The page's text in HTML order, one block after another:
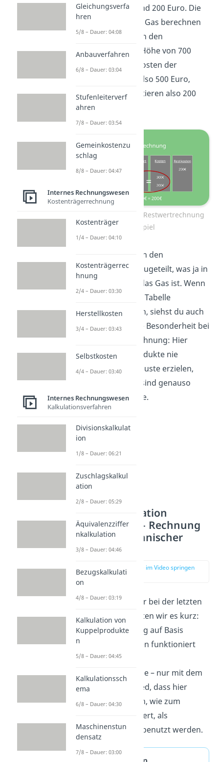
Teer jeweils 300 und 200 Euro. Die
Herstellkosten für Gas berechnen
sich, indem wir von den
Gesamtkosten in Höhe von 700
Euro die Gesamtkosten der
Nebenprodukte, also 500 Euro,
abziehen. Es resultieren also 200
Euro Restkosten.
Kuppelkalkulation: Restwertrechnung
Beispiel
Diese werden dann den
Hauptprodukten zugeteilt, was ja in
unserem Fall nur das Gas ist. Wenn
wir das alles in die Tabelle
eingetragen haben, siehst du auch
schon die wichtige Besonderheit bei
der Restkostenrechnung: Hier
können Nebenprodukte nie
Gewinne oder Verluste erzielen,
denn ihre Kosten sind genauso
hoch wie die Erlöse.
Kuppelkalkulation
Berechnung – Rechnung
auf Basis technischer
Größen
zur Stelle im Video springen
(04:20)
Und schon sind wir bei der letzten
Methode. Hier halten wir es kurz:
Denn die Rechnung auf Basis
technischer Größen funktioniert
genauso wie die
Marktwertmethode – nur mit dem
kleinen Unterschied, dass hier
technische Größen, wie zum
Beispiel der Heizwert, als
Äquivalenzziffern benutzt werden.
Gleichungsverfa
hren
5/8 – Dauer: 04:08
Anbauverfahren
6/8 – Dauer: 03:04
Stufenleiterverf
ahren
7/8 – Dauer: 03:54
Gemeinkostenzu
schlag
8/8 – Dauer: 04:47
Internes Rechnungswesen
Kostenträgerrechnung
Kostenträger
1/4 – Dauer: 04:10
Kostenträgerrec
hnung
2/4 – Dauer: 03:30
Herstellkosten
3/4 – Dauer: 03:43
Selbstkosten
4/4 – Dauer: 03:40
Internes Rechnungswesen
Kalkulationsverfahren
Divisionskalkulat
ion
1/8 – Dauer: 06:21
Zuschlagskalkul
ation
2/8 – Dauer: 05:29
Äquivalenzziffer
nkalkulation
3/8 – Dauer: 04:46
Bezugskalkulati
on
4/8 – Dauer: 03:19
Kalkulation von
Kuppelprodukte
n
5/8 – Dauer: 04:45
Kalkulationssch
ema
6/8 – Dauer: 04:30
Maschinenstun
densatz
7/8 – Dauer: 03:00